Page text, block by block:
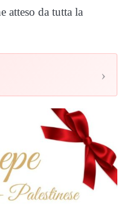
atteso da tutta la
›